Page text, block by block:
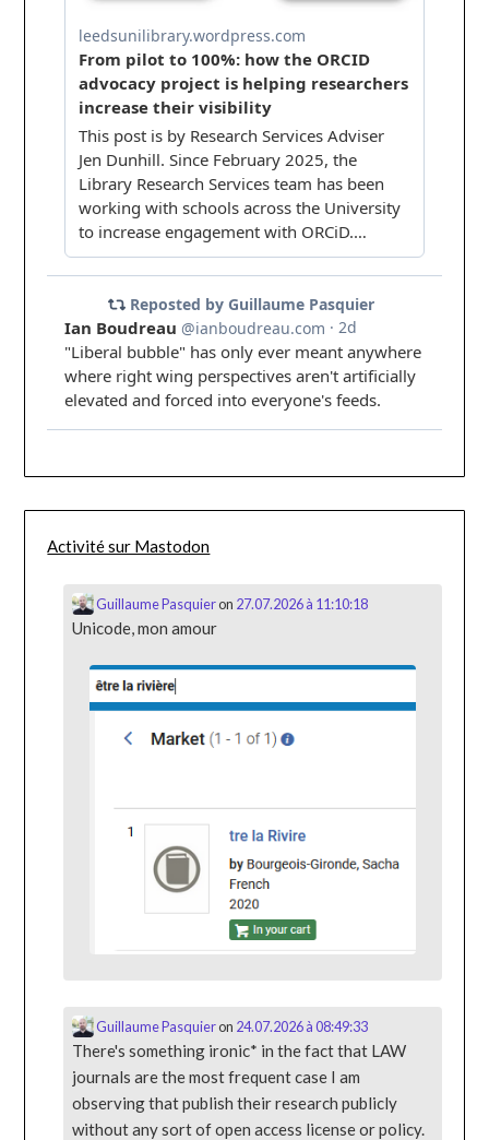
Activité sur Mastodon
Guillaume Pasquieron 27.07.2026 à 11:10:18
Unicode, mon amour
Guillaume Pasquieron 24.07.2026 à 08:49:33
There's something ironic* in the fact that LAW
journals are the most frequent case I am
observing that publish their research publicly
without any sort of open access license or policy.